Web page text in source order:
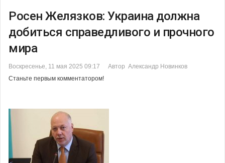
Росен Желязков: Украина должна
добиться справедливого и прочного
мира
Воскресенье, 11 мая 2025 09:17
Автор Александр Новинков
Станьте первым комментатором!